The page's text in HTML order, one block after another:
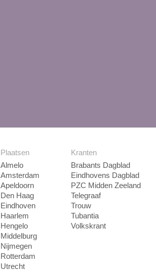
Plaatsen
Almelo
Amsterdam
Apeldoorn
Den Haag
Eindhoven
Haarlem
Hengelo
Middelburg
Nijmegen
Rotterdam
Utrecht
Kranten
Brabants Dagblad
Eindhovens Dagblad
PZC Midden Zeeland
Telegraaf
Trouw
Tubantia
Volkskrant